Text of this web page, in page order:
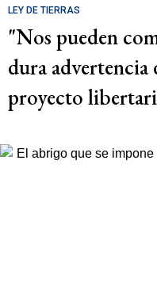
LEY DE TIERRAS
"Nos pueden
dura advertencia
proyecto